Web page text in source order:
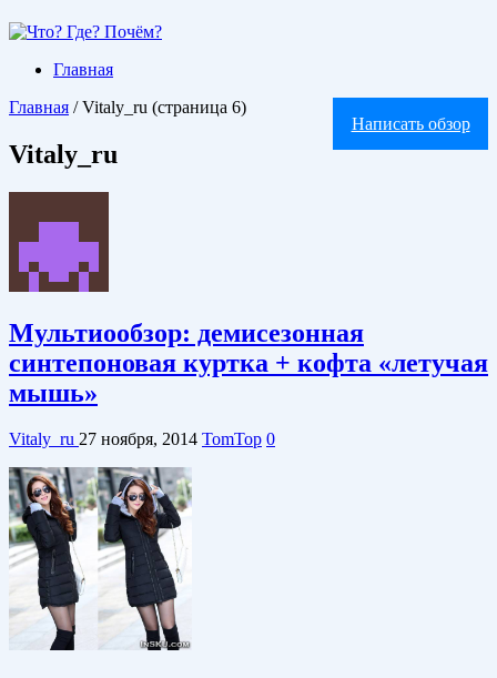
Главная
Написать обзор
Главная / Vitaly_ru (страница 6)
Vitaly_ru
Мультиообзор: демисезонная
синтепоновая куртка + кофта «летучая
мышь»
Vitaly_ru 27 ноября, 2014 TomTop 0